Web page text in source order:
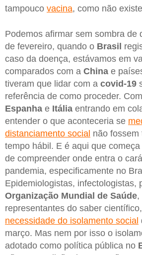
tampouco vacina, como não
Podemos afirmar sem sombra de
de fevereiro, quando o Brasil
caso da doença, estávamos em
comparados com a China e
tiveram que lidar com a covid-19
referência de como proceder. Com
Espanha e Itália entrando em
entender o que aconteceria se
distanciamento social não fossem
tempo hábil. E é aqui que começa
de compreender onde entra o
pandemia, especificamente no
Epidemiologistas, infectologistas,
Organização Mundial de Saúde,
representantes do saber
necessidade do isolamento social
março. Mas nem por isso o
adotado como política pública no